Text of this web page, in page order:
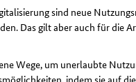
sind neue
Das gilt aber auch für die
Wege, um unerlaubte
indem sie auf